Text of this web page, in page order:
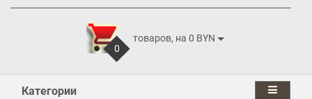
0
товаров, на 0 BYN
Категории